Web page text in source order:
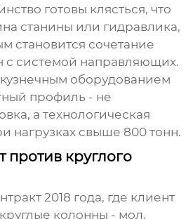
готовы клясться, что
станины или гидравлика,
становится сочетание
с системой направляющих.
кузнечным оборудованием
профиль - не
а технологическая
нагрузках свыше 800 тонн.
против круглого
2018 года, где клиент
колонны - мол,